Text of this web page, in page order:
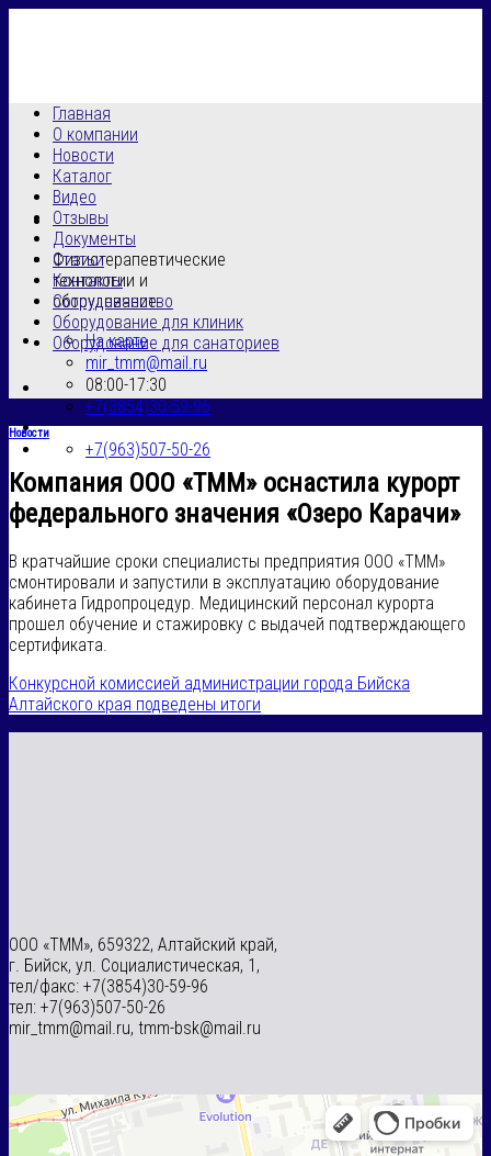
Физиотерапевтические
технологии и
оборудование
На карте
mir_tmm@mail.ru
08:00-17:30
+7(3854)30-59-96
+7(963)507-50-26
Главная
О компании
Новости
Каталог
Видео
Отзывы
Документы
Статьи
Контакты
Сотрудничество
Оборудование для клиник
Оборудование для санаториев
Новости
Компания ООО «ТММ» оснастила курорт
федерального значения «Озеро Карачи»
В кратчайшие сроки специалисты предприятия ООО «ТММ»
смонтировали и запустили в эксплуатацию оборудование
кабинета Гидропроцедур. Медицинский персонал курорта
прошел обучение и стажировку с выдачей подтверждающего
сертификата.
Конкурсной комиссией администрации города Бийска
Алтайского края подведены итоги
ООО «ТММ», 659322, Алтайский край,
г. Бийск, ул. Социалистическая, 1,
тел/факс: +7(3854)30-59-96
тел: +7(963)507-50-26
mir_tmm@mail.ru, tmm-bsk@mail.ru